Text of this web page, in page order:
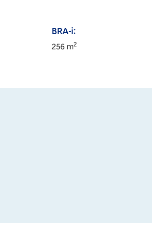
BRA-i:
256m2